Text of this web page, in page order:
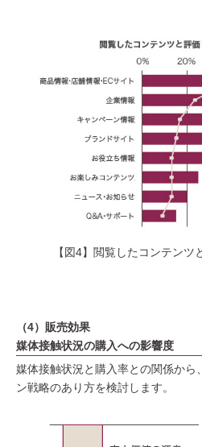
【図4】閲覧したコンテンツ
（4）販売効果
媒体接触状況の購入への影響度
媒体接触状況と購入率との関係から
ン戦略のあり方を検討します。